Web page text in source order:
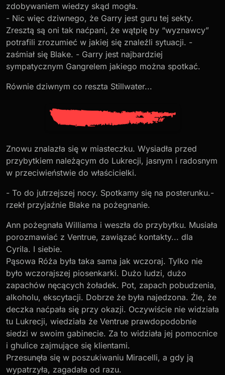
zdobywaniem wiedzy skąd mogła.
- Nic więc dziwnego, że Garry jest guru tej sekty.
Zresztą są oni tak naćpani, że wątpię by “wyznawcy”
potrafili zrozumieć w jakiej się znaleźli sytuacji. -
zaśmiał się Blake. - Garry jest najbardziej
sympatycznym Gangrelem jakiego można spotkać.
Równie dziwnym co reszta Stillwater...
Znowu znalazła się w miasteczku. Wysiadła przed
przybytkiem należącym do Lukrecji, jasnym i radosnym
w przeciwieństwie do właścicielki.
- To do jutrzejszej nocy. Spotkamy się na posterunku.-
rzekł przyjaźnie Blake na pożegnanie.
Ann pożegnała Williama i weszła do przybytku. Musiała
porozmawiać z Ventrue, zawiązać kontakty... dla
Cyrila. I siebie.
Pąsowa Róża była taka sama jak wczoraj. Tylko nie
było wczorajszej piosenkarki. Dużo ludzi, dużo
zapachów nęcących żoładek. Pot, zapach pobudzenia,
alkoholu, ekscytacji. Dobrze że była najedzona. Źle, że
deczka naćpała się przy okazji. Oczywiście nie widziała
tu Lukrecji, wiedziała że Ventrue prawdopodobnie
siedzi w swoim gabinecie. Za to widziała jej pomocnice
i ghulice zajmujące się klientami.
Przesunęła się w poszukiwaniu Miracelli, a gdy ją
wypatrzyła, zagadała od razu.